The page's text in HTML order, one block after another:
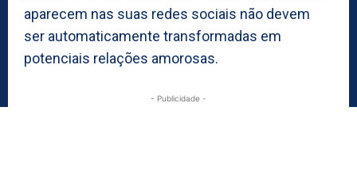
aparecem nas suas redes sociais não devem
ser automaticamente transformadas em
potenciais relações amorosas.
- Publicidade -